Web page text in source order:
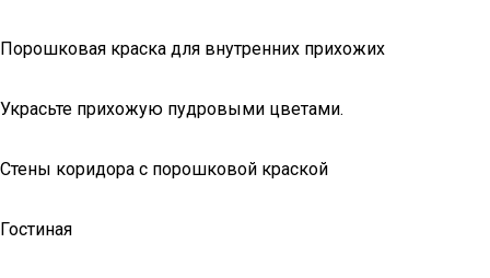
Порошковая краска для внутренних прихожих
Украсьте прихожую пудровыми цветами.
Стены коридора с порошковой краской
Гостиная